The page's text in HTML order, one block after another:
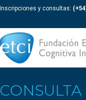
Inscripciones y consultas: